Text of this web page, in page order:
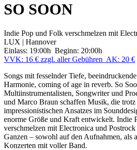
SO SOON
Indie Pop und Folk verschmelzen mit
LUX | Hannover
Einlass: 19:00h Beginn: 20:00h
VVK: 16 € zzgl. aller Gebühren AK: 20 €
Songs mit fesselnder Tiefe,
Harmonie, coming of age in reverb. So
Multiinstrumentalisten, Songwriter und
und Marco Braun schaffen Musik, die trotz
impressionistischen Ansatzes im
enorme Größe und Kraft entwickelt. Indie
verschmelzen mit Electronica und
Ganzen – sowohl auf den Aufnahmen, als
Konzerten mit voller Band.